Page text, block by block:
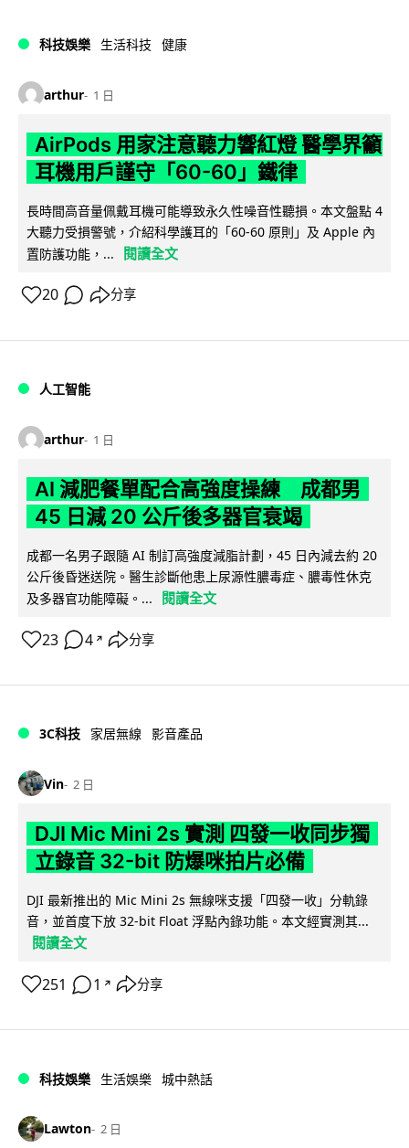
科技娛樂 生活科技 健康
arthur 1 日
AirPods 用家注意聽力響紅燈 醫學界籲
耳機用戶謹守「60-60」鐵律
長時間高音量佩戴耳機可能導致永久性噪音性聽損。本文盤點 4
大聽力受損警號，介紹科學護耳的「60-60 原則」及 Apple 內
置防護功能，...
閱讀全文
20 分享
人工智能
arthur 1 日
AI 減肥餐單配合高強度操練 成都男
45 日減 20 公斤後多器官衰竭
成都一名男子跟隨 AI 制訂高強度減脂計劃，45 日內減去約 20
公斤後昏迷送院。醫生診斷他患上尿源性膿毒症、膿毒性休克
及多器官功能障礙。...
閱讀全文
23 4 ↗ 分享
3C科技 家居無線 影音產品
Vin 2 日
DJI Mic Mini 2s 實測 四發一收同步獨
立錄音 32-bit 防爆咪拍片必備
DJI 最新推出的 Mic Mini 2s 無線咪支援「四發一收」分軌錄
音，並首度下放 32-bit Float 浮點內錄功能。本文經實測其...
閱讀全文
251 1 ↗ 分享
科技娛樂 生活娛樂 城中熱話
Lawton 2 日